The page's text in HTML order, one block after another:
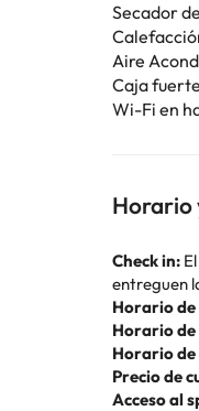
Secador
Aire
Caja fuerte
Wi-Fi en
Horario
Check in:
entreguen
Horario de
Horario
Horario de
Precio de
Acceso al